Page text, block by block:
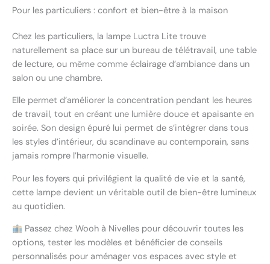
Pour les particuliers : confort et bien-être à la maison
Chez les particuliers, la lampe Luctra Lite trouve
naturellement sa place sur un bureau de télétravail, une table
de lecture, ou même comme éclairage d’ambiance dans un
salon ou une chambre.
Elle permet d’améliorer la concentration pendant les heures
de travail, tout en créant une lumière douce et apaisante en
soirée. Son design épuré lui permet de s’intégrer dans tous
les styles d’intérieur, du scandinave au contemporain, sans
jamais rompre l’harmonie visuelle.
Pour les foyers qui privilégient la qualité de vie et la santé,
cette lampe devient un véritable outil de bien-être lumineux
au quotidien.
Passez chez Wooh à Nivelles pour découvrir toutes les
options, tester les modèles et bénéficier de conseils
personnalisés pour aménager vos espaces avec style et